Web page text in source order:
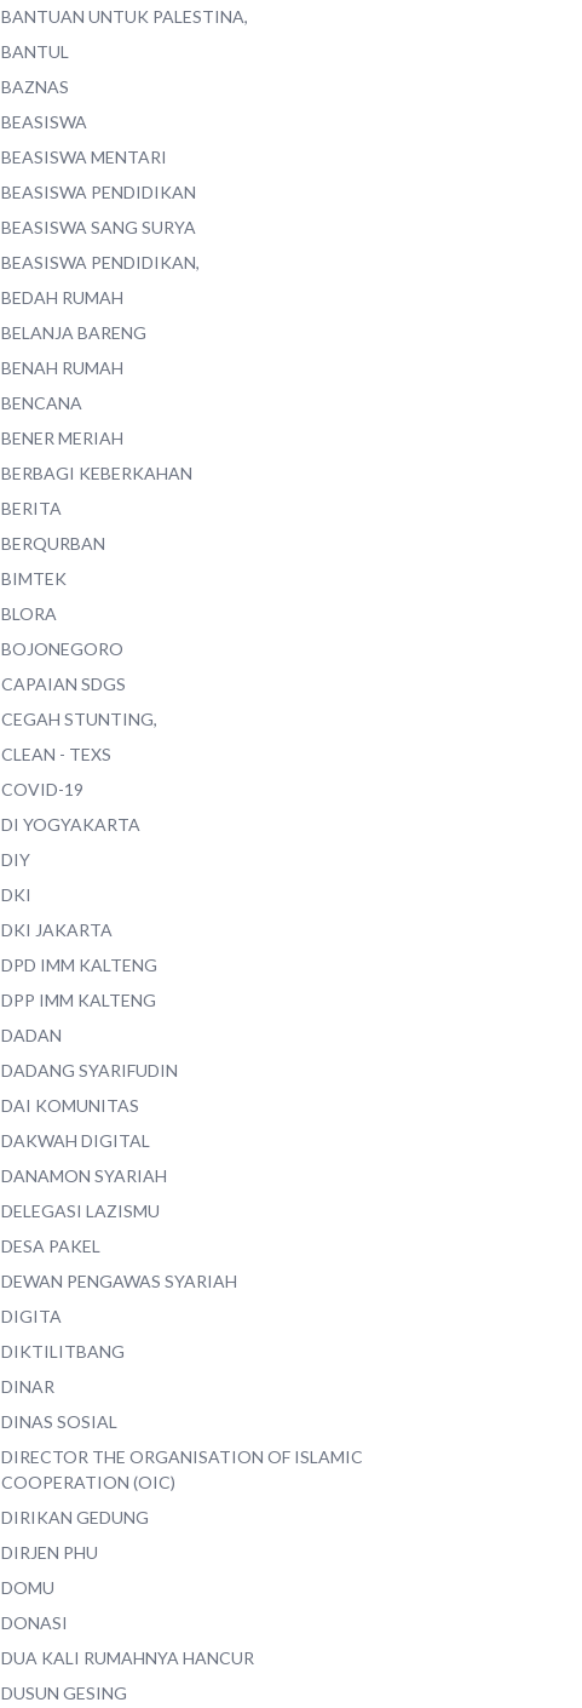
BANTUAN UNTUK PALESTINA,
BANTUL
BAZNAS
BEASISWA
BEASISWA MENTARI
BEASISWA PENDIDIKAN
BEASISWA SANG SURYA
BEASISWA PENDIDIKAN,
BEDAH RUMAH
BELANJA BARENG
BENAH RUMAH
BENCANA
BENER MERIAH
BERBAGI KEBERKAHAN
BERITA
BERQURBAN
BIMTEK
BLORA
BOJONEGORO
CAPAIAN SDGS
CEGAH STUNTING,
CLEAN - TEXS
COVID-19
DI YOGYAKARTA
DIY
DKI
DKI JAKARTA
DPD IMM KALTENG
DPP IMM KALTENG
DADAN
DADANG SYARIFUDIN
DAI KOMUNITAS
DAKWAH DIGITAL
DANAMON SYARIAH
DELEGASI LAZISMU
DESA PAKEL
DEWAN PENGAWAS SYARIAH
DIGITA
DIKTILITBANG
DINAR
DINAS SOSIAL
DIRECTOR THE ORGANISATION OF ISLAMIC
COOPERATION (OIC)
DIRIKAN GEDUNG
DIRJEN PHU
DOMU
DONASI
DUA KALI RUMAHNYA HANCUR
DUSUN GESING